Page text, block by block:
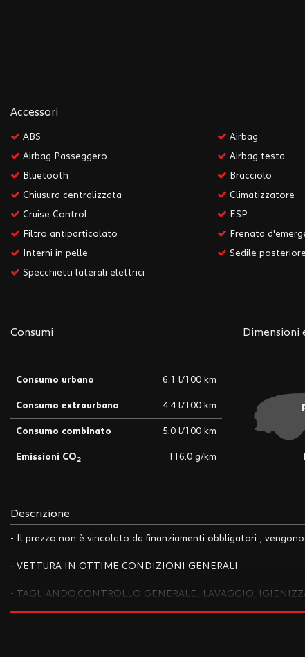
Accessori
ABS
Airbag Passeggero
Bluetooth
Chiusura centralizzata
Cruise Control
Filtro antiparticolato
Interni in pelle
Specchietti laterali elettrici
Airbag
Airbag testa
Bracciolo
Climatizzatore
ESP
Frenata
Sedile
Consumi
Consumo urbano 6.1 l/100 km
Consumo extraurbano 4.4 l/100 km
Consumo combinato 5.0 l/100 km
Emissioni CO 2 116.0 g/km
Dimensioni
Descrizione
- Il prezzo non è vincolato da finanziamenti obbligatori ,
- VETTURA IN OTTIME CONDIZIONI GENERALI
- TAGLIANDO,CONTROLLO GENERALE, LAVAGGIO,
cookie
policy.
Puoi
rivedere
modificare
le
in
qualsiasi
Cookie necessari
Cookie per il miglioramento dell'esperienza utente
Cookie di marketing